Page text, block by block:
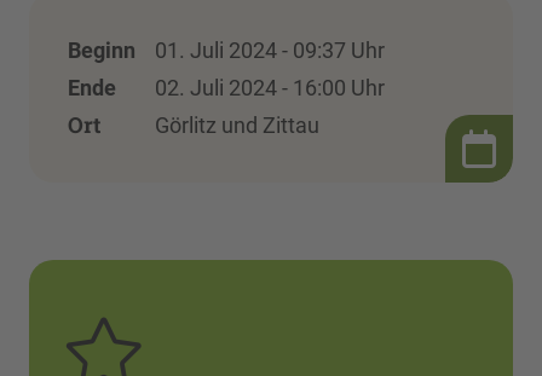
Beginn
01. Juli 2024 - 09:37 Uhr
Ende
02. Juli 2024 - 16:00 Uhr
Ort Görlitz und Zittau